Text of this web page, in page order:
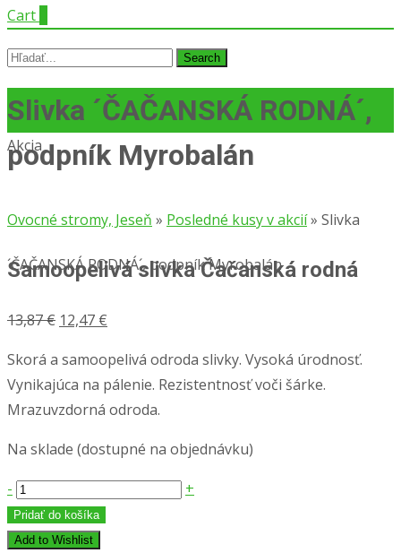
Cart
Slivka ´ČAČANSKÁ RODNÁ´,
podpník Myrobalán
Ovocné stromy, Jeseň » Posledné kusy v akcií» Slivka
´ČAČANSKÁ RODNÁ´, podpník Myrobalán
Akcia
Samoopelivá slivka Čačanská rodná
13,87€ 12,47 €
Skorá a samoopelivá odroda slivky. Vysoká úrodnosť.
Vynikajúca na pálenie. Rezistentnosť voči šárke.
Mrazuvzdorná odroda.
Na sklade (dostupné na objednávku)
-
+
Pridať do košíka
Add to Wishlist